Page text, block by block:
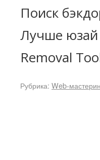
Поиск
Лучше юзай
Removal
Рубрика: Web-